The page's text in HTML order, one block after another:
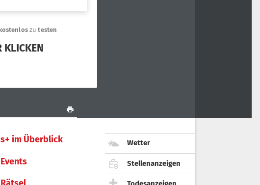
s+ im Überblick
Events
Wetter
Stellenanzeigen